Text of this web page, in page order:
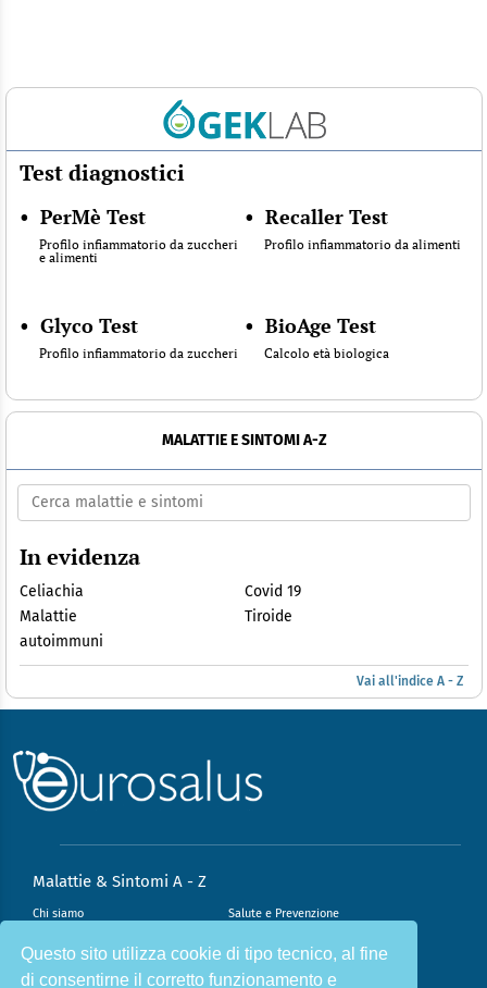
Questo sito utilizza cookie di tipo tecnico, al fine
di consentirne il corretto funzionamento e
Test diagnostici
• PerMè Test
Profilo infiammatorio da zuccheri
e alimenti
• Recaller Test
Profilo infiammatorio da alimenti
• Glyco Test
Profilo infiammatorio da zuccheri
• BioAge Test
Calcolo età biologica
MALATTIE E SINTOMI A-Z
In evidenza
Celiachia
Covid 19
Malattie
autoimmuni
Tiroide
Vai all'indice A - Z
Malattie & Sintomi A - Z
Chi siamo Salute e Prevenzione
Infiammazione e Allergia Direzione scientifica
Nutrizione e Stili di vita Sport e Benessere